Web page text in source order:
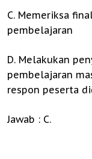
C. Memeriksa
pembelajaran
D. Melakukan
pembelajaran
respon peserta
Jawab : C.